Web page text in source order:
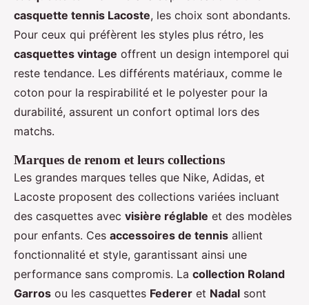
casquette tennis Lacoste, les choix sont abondants.
Pour ceux qui préfèrent les styles plus rétro, les
casquettes vintage offrent un design intemporel qui
reste tendance. Les différents matériaux, comme le
coton pour la respirabilité et le polyester pour la
durabilité, assurent un confort optimal lors des
matchs.
Marques de renom et leurs collections
Les grandes marques telles que Nike, Adidas, et
Lacoste proposent des collections variées incluant
des casquettes avec visière réglable et des modèles
pour enfants. Ces accessoires de tennis allient
fonctionnalité et style, garantissant ainsi une
performance sans compromis. La collection Roland
Garros ou les casquettes Federer et Nadal sont